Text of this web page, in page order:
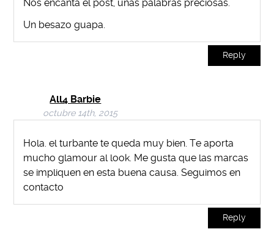
Nos encanta el post, unas palabras preciosas.
Un besazo guapa.
Reply
All4 Barbie
octubre 14th, 2015
Hola. el turbante te queda muy bien. Te aporta
mucho glamour al look. Me gusta que las marcas
se impliquen en esta buena causa. Seguimos en
contacto
Reply